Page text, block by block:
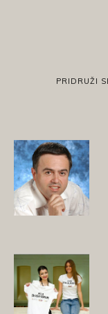
PRIDRUŽI